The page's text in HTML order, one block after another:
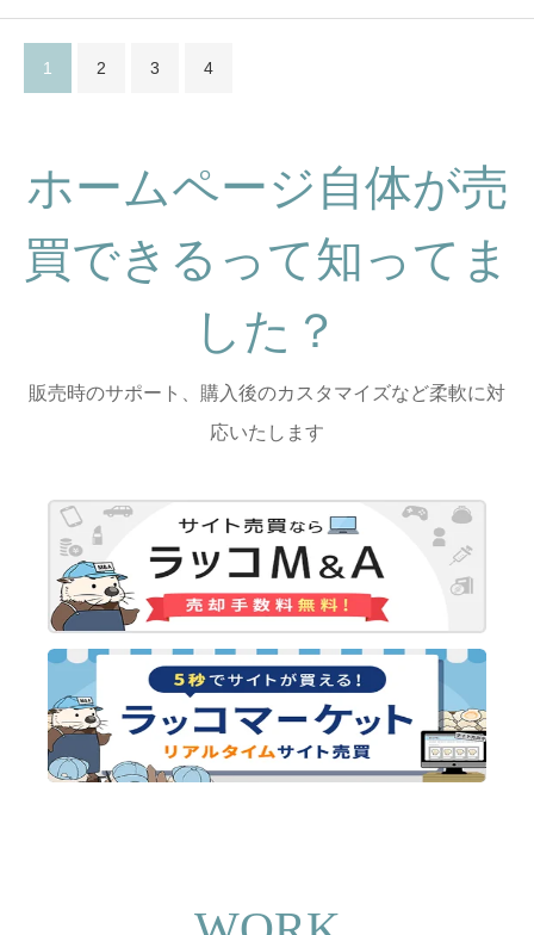
1 2 3 4
ホームページ自体が売
買できるって知ってま
した？
販売時のサポート、購入後のカスタマイズなど柔軟に対
応いたします